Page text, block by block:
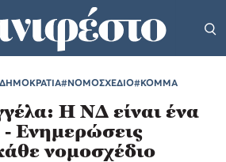
#ΝΟΜΟΣΧΕΔΙΟ#ΚΟΜΜΑ
Η ΝΔ είναι ένα
Ενημερώσεις
νομοσχέδιο